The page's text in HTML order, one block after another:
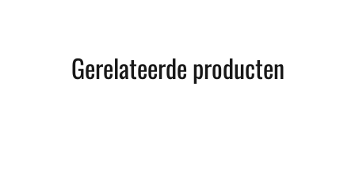
Gerelateerde producten